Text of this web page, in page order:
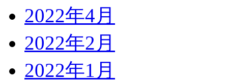
2022年4月
2022年2月
2022年1月